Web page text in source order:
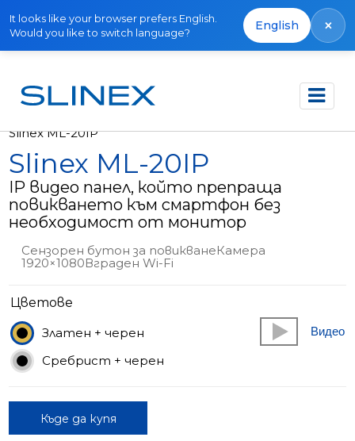
It looks like your browser prefers English.
Would you like to switch language?
English ×
Начало Продукти
Slinex ML-20IP
Slinex ML-20IP
IP видео панел, който препраща
повикването към смартфон без
необходимост от монитор
Сензорен бутон за повикванеКамера
1920×1080Вграден Wi-Fi
Цветове
Златен + черен
Сребрист + черен
Видео
Къде да купя